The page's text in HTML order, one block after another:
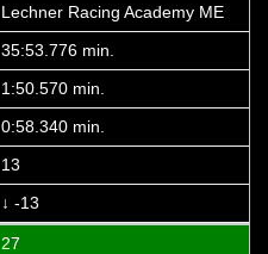
Lechner Racing Academy ME
35:53.776 min.
1:50.570 min.
0:58.340 min.
13
↓ -13
27